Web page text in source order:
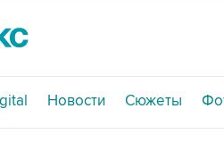
Новости Сюжеты